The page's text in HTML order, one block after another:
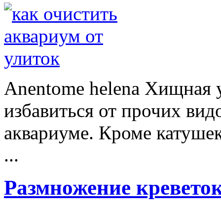
Anentome helena Хищная
избавиться от прочих
аквариуме. Кроме
...
Размножение